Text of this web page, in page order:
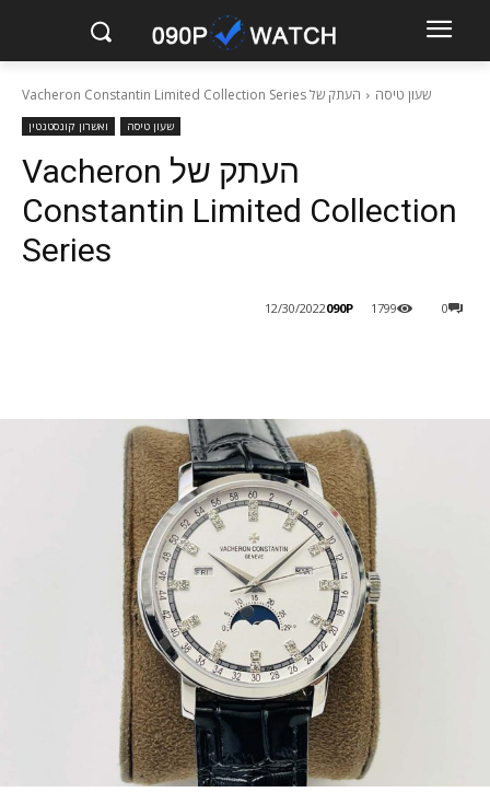
שעון טיסה העתק של Vacheron Constantin Limited Collection Series
שעון טיסה ואשרון קונסטנטין
העתק של Vacheron
Constantin Limited Collection
Series
090P
12/30/2022 0
1799